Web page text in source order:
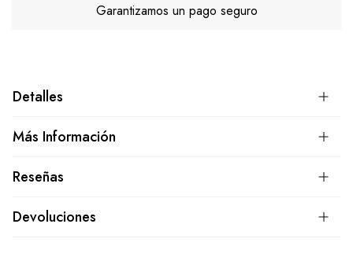
Garantizamos un pago seguro
Detalles
Más Información
Reseñas
Devoluciones